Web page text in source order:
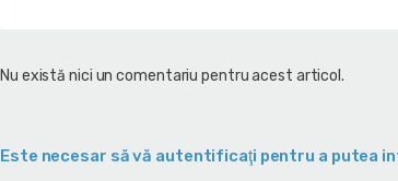
Nu există nici un comentariu pentru acest articol.
Este necesar să vă autentificaţi pentru a putea